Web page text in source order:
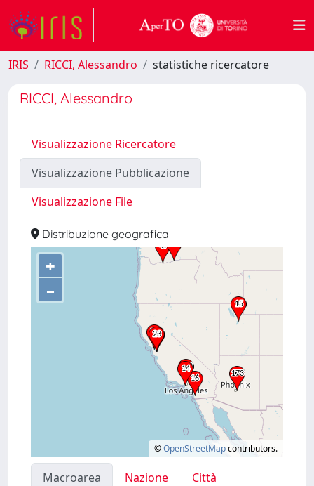
IRIS RICCI, Alessandro statistiche ricercatore
RICCI, Alessandro
Visualizzazione Ricercatore
Visualizzazione Pubblicazione
Visualizzazione File
Distribuzione geografica
+
–
©OpenStreetMapcontributors.
Macroarea Nazione
Città